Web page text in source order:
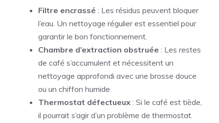
Filtre encrassé : Les résidus peuvent bloquer
l’eau. Un nettoyage régulier est essentiel pour
garantir le bon fonctionnement.
Chambre d’extraction obstruée : Les restes
de café s’accumulent et nécessitent un
nettoyage approfondi avec une brosse douce
ou un chiffon humide.
Thermostat défectueux : Si le café est tiède,
il pourrait s’agir d’un problème de thermostat.